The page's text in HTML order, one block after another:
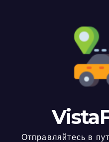
Отправляйтесь в